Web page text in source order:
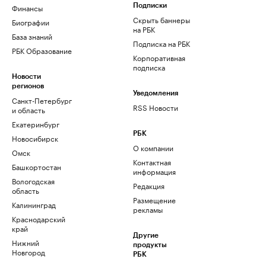
Финансы
Биографии
База знаний
РБК Образование
Новости
регионов
Санкт-Петербург
и область
Екатеринбург
Новосибирск
Омск
Башкортостан
Вологодская
область
Калининград
Краснодарский
край
Нижний
Новгород
Подписки
Скрыть баннеры
на РБК
Подписка на РБК
Корпоративная
подписка
Уведомления
RSS Новости
РБК
О компании
Контактная
информация
Редакция
Размещение
рекламы
Другие
продукты
РБК